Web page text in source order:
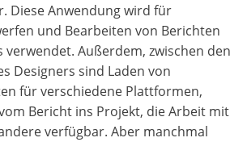
Diese Anwendung wird für
und Bearbeiten von Berichten
verwendet. Außerdem, zwischen den
Designers sind Laden von
für verschiedene Plattformen,
Bericht ins Projekt, die Arbeit mit
verfügbar. Aber manchmal